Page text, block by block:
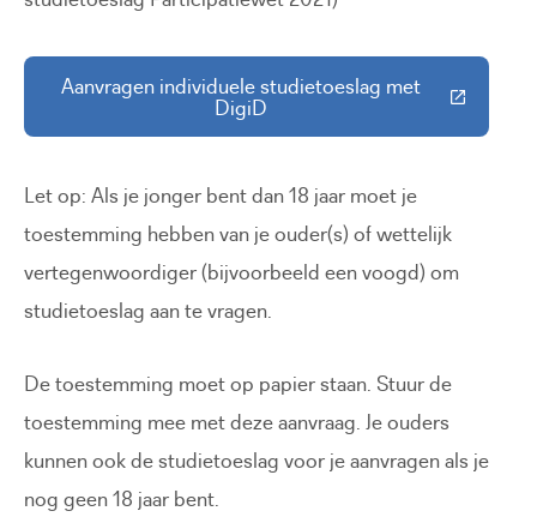
Aanvragen individuele studietoeslag met
DigiD(Deze link gaat naar een externe
Let op: Als je jonger bent dan 18 jaar moet je
toestemming hebben van je ouder(s) of wettelijk
vertegenwoordiger (bijvoorbeeld een voogd) om
studietoeslag aan te vragen.
De toestemming moet op papier staan. Stuur de
toestemming mee met deze aanvraag. Je ouders
kunnen ook de studietoeslag voor je aanvragen als je
nog geen 18 jaar bent.